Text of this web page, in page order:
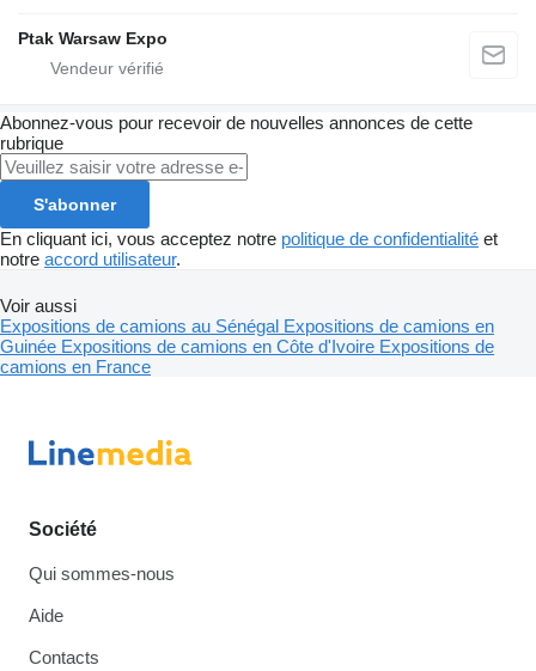
Ptak Warsaw Expo
Abonnez-vous pour recevoir de nouvelles annonces de cette
rubrique
S'abonner
En cliquant ici, vous acceptez notre politique de confidentialité et
notre accord utilisateur.
Voir aussi
Expositions de camions au Sénégal Expositions de camions en
Guinée Expositions de camions en Côte d'Ivoire Expositions de
camions en France
Société
Qui sommes-nous
Aide
Contacts